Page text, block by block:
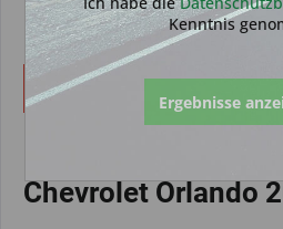
Chevrolet Orlando
Kenntnis
Ergebnisse